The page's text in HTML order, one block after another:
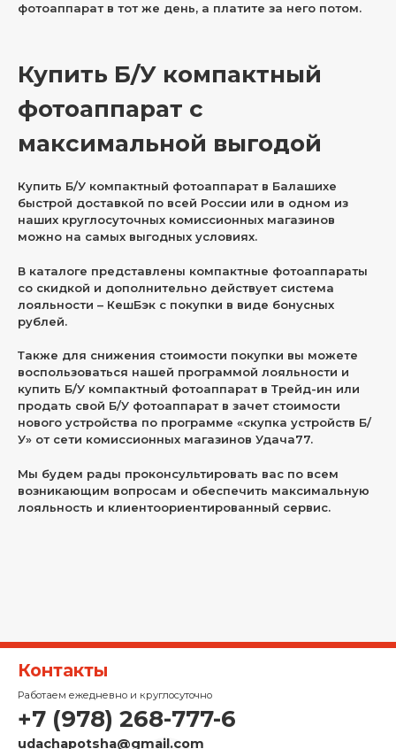
фотоаппарат в тот же день, а платите за него потом.
Купить Б/У компактный
фотоаппарат с
максимальной выгодой
Купить Б/У компактный фотоаппарат в Балашихе
быстрой доставкой по всей России или в одном из
наших круглосуточных комиссионных магазинов
можно на самых выгодных условиях.
В каталоге представлены компактные фотоаппараты
со скидкой и дополнительно действует система
лояльности – КешБэк с покупки в виде бонусных
рублей.
Также для снижения стоимости покупки вы можете
воспользоваться нашей программой лояльности и
купить Б/У компактный фотоаппарат в Трейд-ин или
продать свой Б/У фотоаппарат в зачет стоимости
нового устройства по программе «скупка устройств Б/
У» от сети комиссионных магазинов Удача77.
Мы будем рады проконсультировать вас по всем
возникающим вопросам и обеспечить максимальную
лояльность и клиентоориентированный сервис.
Контакты
Работаем ежедневно и круглосуточно
+7 (978) 268-777-6
udachapotsha@gmail.com